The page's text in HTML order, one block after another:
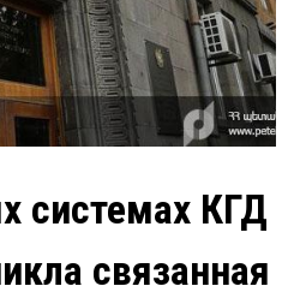
системах КГД
связанная